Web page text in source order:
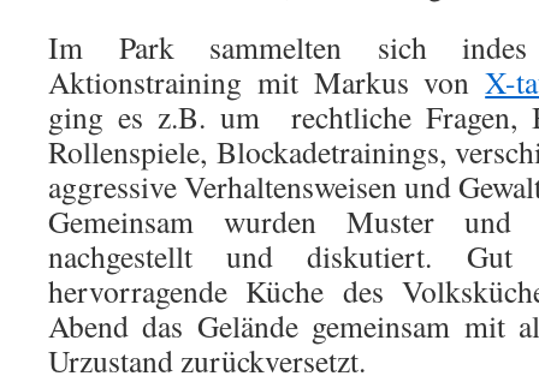
Im Park sammelten sich indes
Aktionstraining mit Markus vonX-
ging es z.B. um rechtliche Fragen,
Rollenspiele, Blockadetrainings,
aggressive Verhaltensweisen und
Gemeinsam wurden Muster
nachgestellt und diskutiert.
hervorragende Küche des
Abend das Gelände gemeinsam mit
Urzustand zurückversetzt.